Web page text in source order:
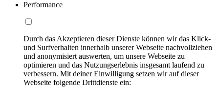
Performance
Durch das Akzeptieren dieser Dienste können wir das Klick-
und Surfverhalten innerhalb unserer Webseite nachvollziehen
und anonymisiert auswerten, um unsere Webseite zu
optimieren und das Nutzungserlebnis insgesamt laufend zu
verbessern. Mit deiner Einwilligung setzen wir auf dieser
Webseite folgende Drittdienste ein: